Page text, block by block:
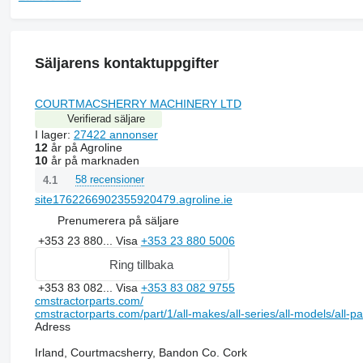
Säljarens kontaktuppgifter
COURTMACSHERRY MACHINERY LTD
Verifierad säljare
I lager: 27422 annonser
12år på Agroline
10år på marknaden
4.1 58 recensioner
site1762266902355920479.agroline.ie
Prenumerera på säljare
+353 23 880... Visa +353 23 880 5006
Ring tillbaka
+353 83 082... Visa +353 83 082 9755
cmstractorparts.com/
cmstractorparts.com/part/1/all-makes/all-series/all-models/all-
Adress
Irland, Courtmacsherry, Bandon Co. Cork